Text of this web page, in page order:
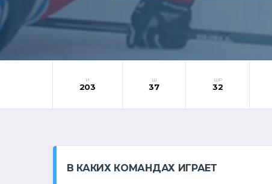
И
203
Ш
37
ШР
32
В КАКИХ КОМАНДАХ ИГРАЕТ